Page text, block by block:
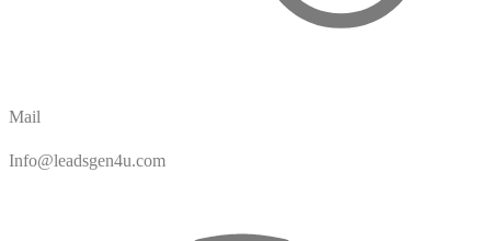
Mail
Info@leadsgen4u.com